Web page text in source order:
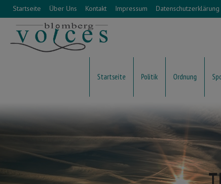
Startseite Über Uns Kontakt Impressum Datenschutzerklärung
Startseite Politik Ordnung